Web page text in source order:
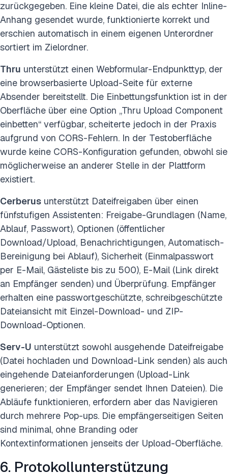
zurückgegeben. Eine kleine Datei, die als echter Inline-
Anhang gesendet wurde, funktionierte korrekt und
erschien automatisch in einem eigenen Unterordner
sortiert im Zielordner.
Thru unterstützt einen Webformular-Endpunkttyp, der
eine browserbasierte Upload-Seite für externe
Absender bereitstellt. Die Einbettungsfunktion ist in der
Oberfläche über eine Option „Thru Upload Component
einbetten“ verfügbar, scheiterte jedoch in der Praxis
aufgrund von CORS-Fehlern. In der Testoberfläche
wurde keine CORS-Konfiguration gefunden, obwohl sie
möglicherweise an anderer Stelle in der Plattform
existiert.
Cerberus unterstützt Dateifreigaben über einen
fünfstufigen Assistenten: Freigabe-Grundlagen (Name,
Ablauf, Passwort), Optionen (öffentlicher
Download/Upload, Benachrichtigungen, Automatisch-
Bereinigung bei Ablauf), Sicherheit (Einmalpasswort
per E-Mail, Gästeliste bis zu 500), E-Mail (Link direkt
an Empfänger senden) und Überprüfung. Empfänger
erhalten eine passwortgeschützte, schreibgeschützte
Dateiansicht mit Einzel-Download- und ZIP-
Download-Optionen.
Serv-U unterstützt sowohl ausgehende Dateifreigabe
(Datei hochladen und Download-Link senden) als auch
eingehende Dateianforderungen (Upload-Link
generieren; der Empfänger sendet Ihnen Dateien). Die
Abläufe funktionieren, erfordern aber das Navigieren
durch mehrere Pop-ups. Die empfängerseitigen Seiten
sind minimal, ohne Branding oder
Kontextinformationen jenseits der Upload-Oberfläche.
6. Protokollunterstützung